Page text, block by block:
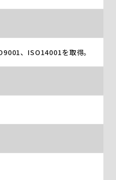
、ISO14001を取得。